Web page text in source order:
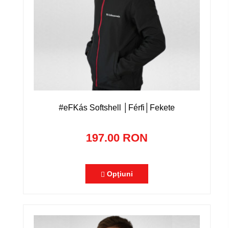
#eFKás Softshell │Férfi│Fekete
197.00 RON
Opţiuni